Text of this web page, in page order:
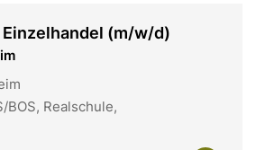
Einzelhandel (m/w/d)
BOS, Realschule,